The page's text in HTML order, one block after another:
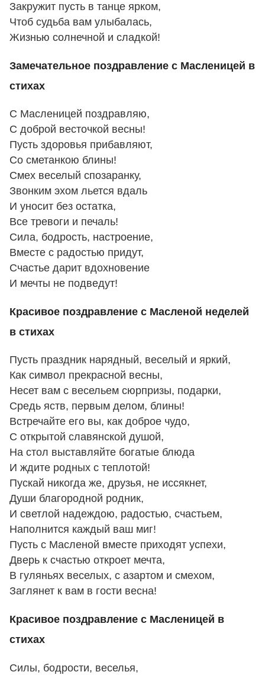
Закружит пусть в танце ярком,
Чтоб судьба вам улыбалась,
Жизнью солнечной и сладкой!
Замечательное поздравление с Масленицей в
стихах
С Масленицей поздравляю,
С доброй весточкой весны!
Пусть здоровья прибавляют,
Со сметанкою блины!
Смех веселый спозаранку,
Звонким эхом льется вдаль
И уносит без остатка,
Все тревоги и печаль!
Сила, бодрость, настроение,
Вместе с радостью придут,
Счастье дарит вдохновение
И мечты не подведут!
Красивое поздравление с Масленой неделей
в стихах
Пусть праздник нарядный, веселый и яркий,
Как символ прекрасной весны,
Несет вам с весельем сюрпризы, подарки,
Средь яств, первым делом, блины!
Встречайте его вы, как доброе чудо,
С открытой славянской душой,
На стол выставляйте богатые блюда
И ждите родных с теплотой!
Пускай никогда же, друзья, не иссякнет,
Души благородной родник,
И светлой надеждою, радостью, счастьем,
Наполнится каждый ваш миг!
Пусть с Масленой вместе приходят успехи,
Дверь к счастью откроет мечта,
В гуляньях веселых, с азартом и смехом,
Заглянет к вам в гости весна!
Красивое поздравление с Масленицей в
стихах
Силы, бодрости, веселья,